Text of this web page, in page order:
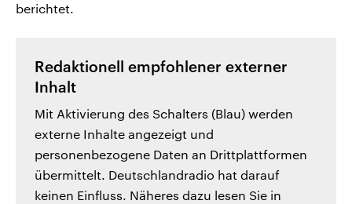
berichtet.
Redaktionell empfohlener externer
Inhalt
Mit Aktivierung des Schalters (Blau) werden
externe Inhalte angezeigt und
personenbezogene Daten an Drittplattformen
übermittelt. Deutschlandradio hat darauf
keinen Einfluss. Näheres dazu lesen Sie in